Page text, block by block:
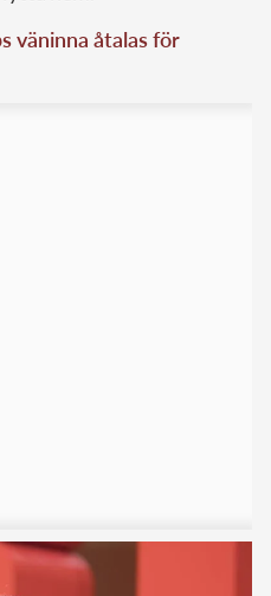
väninna åtalas för